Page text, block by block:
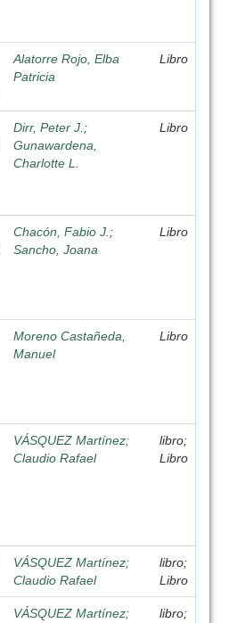
Alatorre Rojo, Elba
Patricia
Libro
Dirr, Peter J. ;
Gunawardena,
Charlotte L.
Libro
Chacón, Fabio J. ;
Sancho, Joana
Libro
Moreno Castañeda,
Manuel
Libro
VÁSQUEZ Martínez;
Claudio Rafael
libro;
Libro
VÁSQUEZ Martínez;
Claudio Rafael
libro;
Libro
VÁSQUEZ Martínez;
libro;